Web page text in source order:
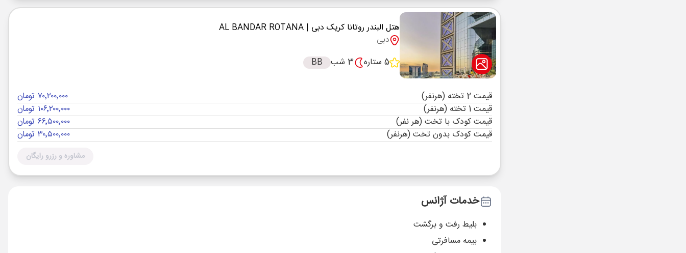
هتل البندر روتانا کریک دبی | AL BANDAR ROTANA
دبی
5 ستاره
3 شب BB
قیمت 2 تخته (هرنفر)
۷۰٬۲۰۰٬۰۰۰ تومان
قیمت 1 تخته (هرنفر)
۱۰۶٬۲۰۰٬۰۰۰ تومان
قیمت کودک با تخت (هر نفر)
۶۶٬۵۰۰٬۰۰۰ تومان
قیمت کودک بدون تخت (هرنفر)
۳۰٬۵۰۰٬۰۰۰ تومان
مشاوره و رزرو رایگان
خدمات آژانس
بلیط رفت و برگشت
بیمه مسافرتی